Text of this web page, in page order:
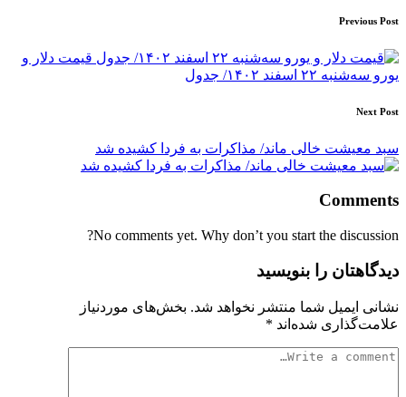
Post
navigation
Previous Post
قیمت دلار و
یورو سه‌شنبه ۲۲ اسفند ۱۴۰۲/ جدول
Next Post
سبد معیشت خالی ماند/ مذاکرات به فردا کشیده شد
Comments
No comments yet. Why don’t you start the discussion?
دیدگاهتان را بنویسید
نشانی ایمیل شما منتشر نخواهد شد. بخش‌های موردنیاز
علامت‌گذاری شده‌اند *